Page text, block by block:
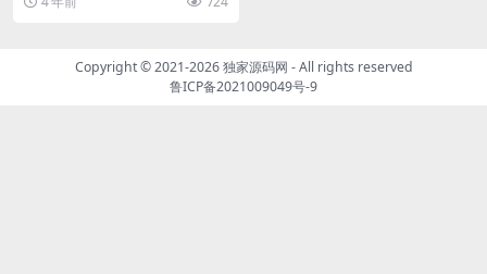
活动，微信抽奖，公...
Copyright © 2021-2026独家源码网 - All rights reserved
鲁ICP备2021009049号-9